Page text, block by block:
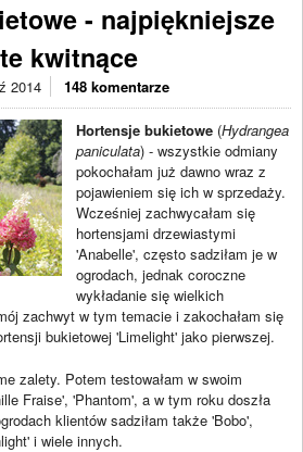
- najpiękniejsze
kwitnące
2014 148 komentarze
Hortensje bukietowe (Hydrangea
paniculata) - wszystkie odmiany
pokochałam już dawno wraz z
pojawieniem się ich w sprzedaży.
Wcześniej zachwycałam się
hortensjami drzewiastymi
'Anabelle', często sadziłam je w
ogrodach, jednak coroczne
wykładanie się wielkich
zachwyt w tym temacie i zakochałam się
bukietowej 'Limelight' jako pierwszej.
zalety. Potem testowałam w swoim
Fraise', 'Phantom', a w tym roku doszła
klientów sadziłam także 'Bobo',
i wiele innych.